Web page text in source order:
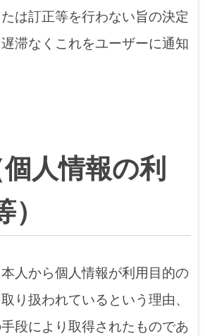
は訂正等を行わない旨の決定
滞なくこれをユーザーに通知
人情報の利
人から個人情報が利用目的の
り扱われているという理由、
段により取得されたものであ